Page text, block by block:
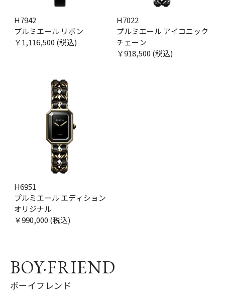
H7942
プルミエール リボン
￥1,116,500 (税込)
H7022
プルミエール アイコニック
チェーン
￥918,500 (税込)
H6951
プルミエール エディション
オリジナル
￥990,000 (税込)
BOY·FRIEND
ボーイフレンド